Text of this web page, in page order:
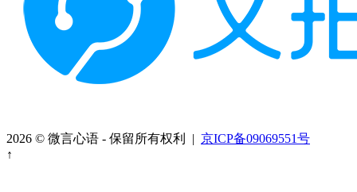
2026 © 微言心语 - 保留所有权利 | 京ICP备09069551号
↑